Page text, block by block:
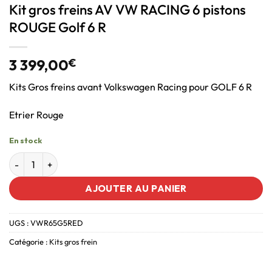
Kit gros freins AV VW RACING 6 pistons
ROUGE Golf 6 R
3 399,00€
Kits Gros freins avant Volkswagen Racing pour GOLF 6 R
Etrier Rouge
En stock
AJOUTER AU PANIER
UGS :VWR65G5RED
Catégorie : Kits gros frein